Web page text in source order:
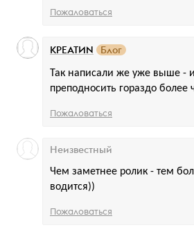
Пожаловаться
Так написали же уже выше -
преподносить гораздо более
КРЕАТИN Блог
Пожаловаться
Чем заметнее ролик - тем
водится))
Неизвестный
Пожаловаться